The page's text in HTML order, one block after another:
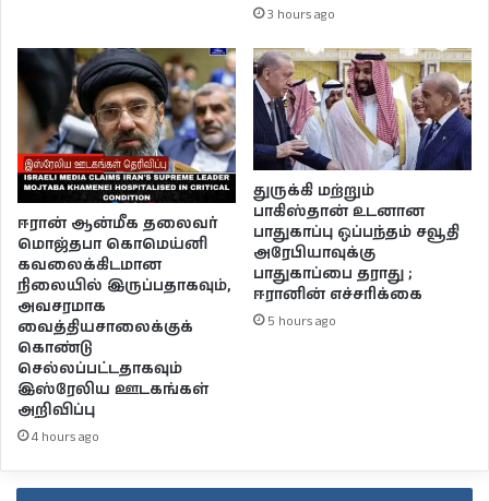
3 hours ago
ஈரான் ஆன்மீக தலைவர்
மொஜ்தபா கொமெய்னி
கவலைக்கிடமான
நிலையில் இருப்பதாகவும்,
அவசரமாக
வைத்தியசாலைக்குக்
கொண்டு
செல்லப்பட்டதாகவும்
இஸ்ரேலிய ஊடகங்கள்
அறிவிப்பு
4 hours ago
துருக்கி மற்றும்
பாகிஸ்தான் உடனான
பாதுகாப்பு ஒப்பந்தம் சவூதி
அரேபியாவுக்கு
பாதுகாப்பை தராது ;
ஈரானின் எச்சரிக்கை
5 hours ago